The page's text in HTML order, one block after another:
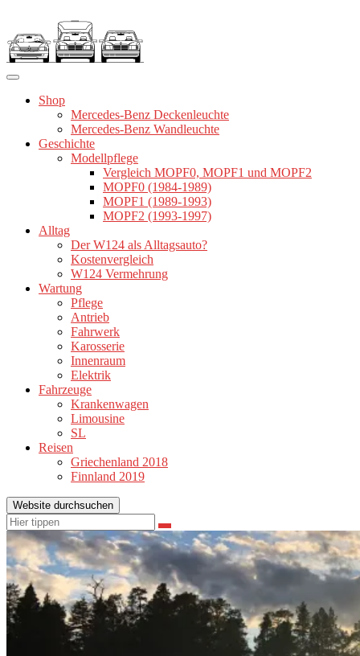
springen
Shop
Mercedes-Benz Deckenleuchte
Mercedes-Benz Wandleuchte
Geschichte
Modellpflege
Vergleich MOPF0, MOPF1 und MOPF2
MOPF0 (1984-1989)
MOPF1 (1989-1993)
MOPF2 (1993-1997)
Alltag
Der W124 als Alltagsauto?
Kostenvergleich
W124 Vermehrung
Wartung
Pflege
Antrieb
Fahrwerk
Karosserie
Innenraum
Elektrik
Fahrzeuge
Krankenwagen
Limousine
SL
Reisen
Griechenland 2018
Finnland 2019
Website durchsuchen
Suchen
nach:
Suchen